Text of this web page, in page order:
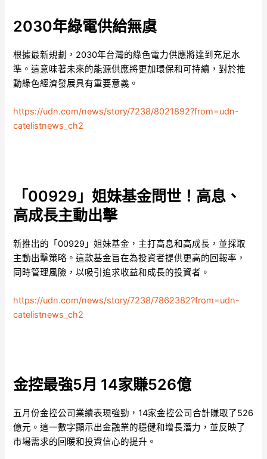
2030年綠電供給無虞
根據最新規劃，2030年台灣的綠色電力供應將達到充足水
準。這意味著未來的能源供應將更加環保和可持續，對於推
動綠色經濟發展具有重要意義。
https://udn.com/news/story/7238/8021892?from=udn-
catelistnews_ch2
「00929」姐妹基金問世！高息、
高成長主動出擊
新推出的「00929」姐妹基金，主打高息和高成長，並採取
主動出擊策略。這款基金旨在為投資者提供更高的回報率，
同時管理風險，以吸引追求收益和成長的投資者。
https://udn.com/news/story/7238/7862382?from=udn-
catelistnews_ch2
金控最強5月 14家賺526億
五月份金控公司業績表現強勁，14家金控公司合計賺取了526
億元。這一數字顯示出金融業的穩健和增長潛力，並反映了
市場需求的回暖和投資信心的提升。